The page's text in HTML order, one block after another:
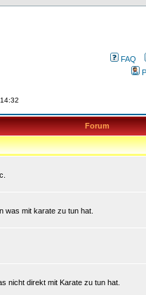
FAQ
Forum
was mit karate zu tun hat.
nicht direkt mit Karate zu tun hat.